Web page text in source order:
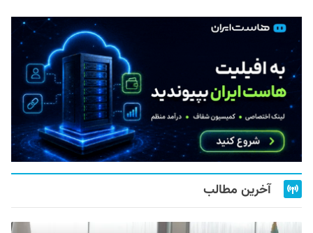
آخرین مطالب